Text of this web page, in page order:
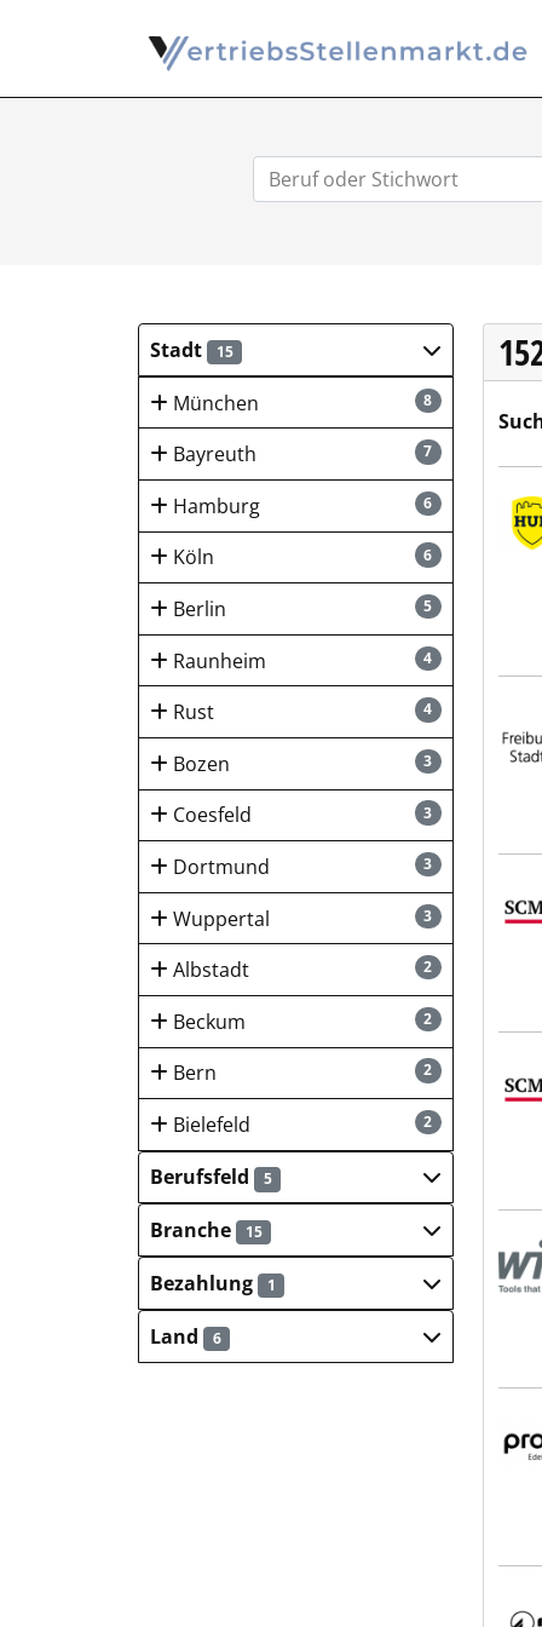
Stadt 15
8
München
7
Bayreuth
6
Hamburg
6
Köln
5
Berlin
4
Raunheim
4
Rust
3
Bozen
3
Coesfeld
3
Dortmund
3
Wuppertal
2
Albstadt
2
Beckum
2
Bern
2
Bielefeld
Berufsfeld
5
Branche 15
Bezahlung 1
Land 6